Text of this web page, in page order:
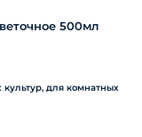
500мл
для комнатных